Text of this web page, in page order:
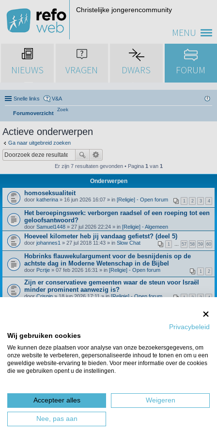
MENU
Christelijke jongerencommunity
NIEUWS VRAGEN DWARS FORUM
Snelle links V&A
Forumoverzicht
Zoek
Actieve onderwerpen
Ga naar uitgebreid zoeken
Er zijn 7 resultaten gevonden • Pagina 1 van 1
Onderwerpen
homoseksualiteit
1 2 3 4
door katherina » 16 jun 2026 16:07 » in [Religie] - Open forum
Het beroepingswerk: verborgen raadsel of een roeping tot een
geloofsantwoord?
door Samuel1448 » 27 jul 2026 22:24 » in [Religie] - Algemeen
Hoeveel kilometer heb jij vandaag gefietst? (deel 5)
1 57 58 59 60
door johannes1 » 27 jul 2018 11:43 » in Slow Chat
Hobrinks flauwekulargument voor de besnijdenis op de
achtste dag in Moderne Wetenschap in de Bijbel
1 2
door Pcrtje » 07 feb 2026 16:31 » in [Religie] - Open forum
Zijn er conservatieve gemeenten waar de steun voor Israël
minder prominent aanwezig is?
1 2 3 4
doorCrispin» 18 jun 2026 17:11 » in[Religie] - Open forum
45
Wat geloof je over de dochter van Jefta? Richteren 11:29
doorHuisje_op_de_hei» 28 feb 2025 15:21 » in
Berichten van vorige weergeven
Ga naar
Powered by
Privacybeleid
Wij gebruiken cookies
We kunnen deze plaatsen voor analyse van onze bezoekersgegevens, om
onze website te verbeteren, gepersonaliseerde inhoud te tonen en om u een
geweldige website-ervaring te bieden. Voor meer informatie over de cookies
die we gebruiken opent u de instellingen.
Accepteer alles Weigeren
Nee, pas aan